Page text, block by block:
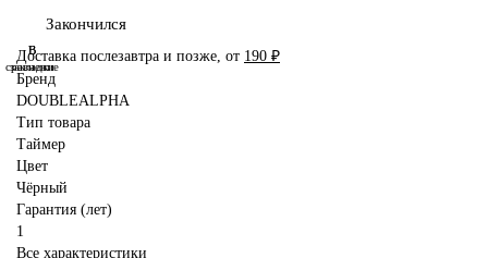
Закончился
В
закладки
В
сравнение
Доставка послезавтра и позже, от 190 ₽
Бренд
DOUBLEALPHA
Тип товара
Таймер
Цвет
Чёрный
Гарантия (лет)
1
Все характеристики